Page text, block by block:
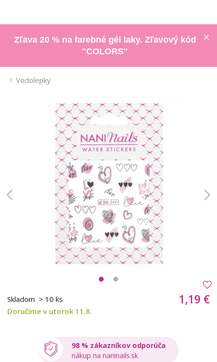
Zľava 20 % na farebné gél laky. Zľavový kód
"COLORS"
Vodolepky
Skladom > 10 ks
Doručíme v utorok 11.8.
1,19 €
98 % zákazníkov odporúča
nákup na naninails.sk